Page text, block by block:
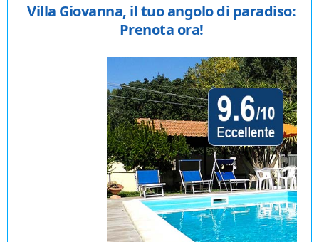
Villa Giovanna, il tuo angolo di paradiso:
Prenota ora!